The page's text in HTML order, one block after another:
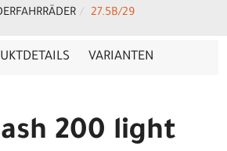
27.5B/29
VARIANTEN
200 light